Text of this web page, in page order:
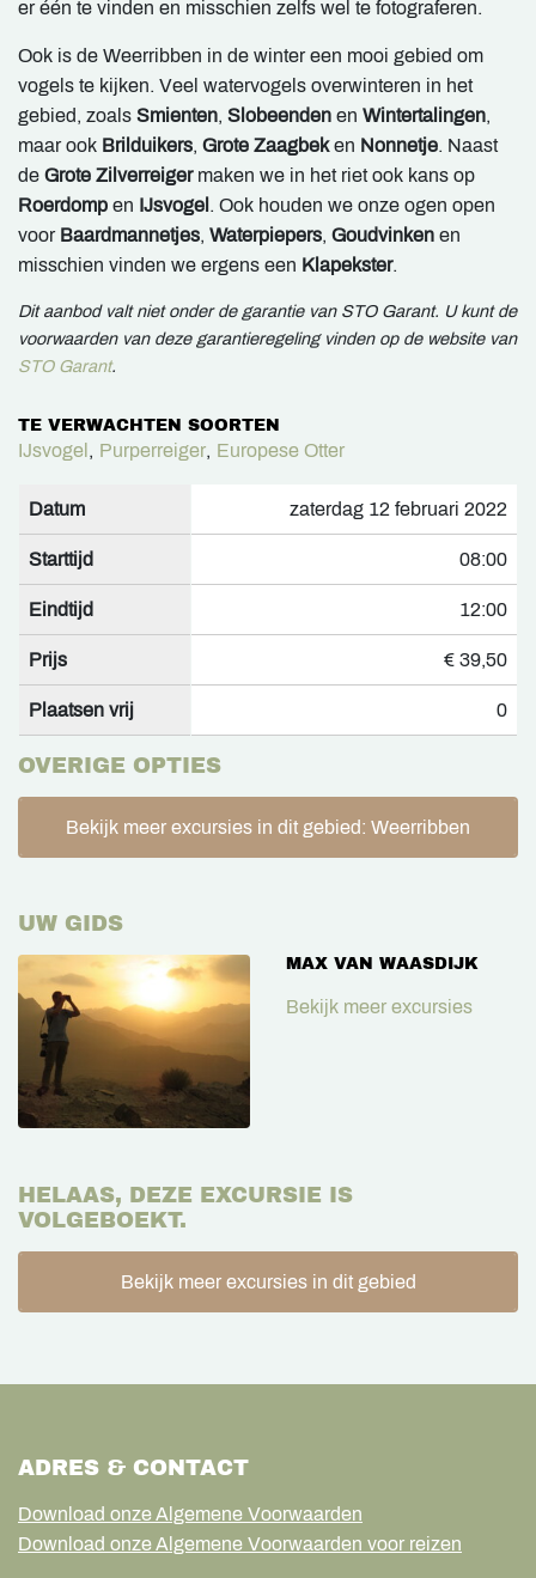
er één te vinden en misschien zelfs wel te fotograferen.
Ook is de Weerribben in de winter een mooi gebied om
vogels te kijken. Veel watervogels overwinteren in het
gebied, zoals Smienten, Slobeenden en Wintertalingen,
maar ook Brilduikers, Grote Zaagbeken Nonnetje. Naast
de Grote Zilverreigermaken we in het riet ook kans op
Roerdomp en IJsvogel . Ook houden we onze ogen open
voor Baardmannetjes, Waterpiepers, Goudvinken en
misschien vinden we ergens een Klapekster.
Dit aanbod valt niet onder de garantie van STO Garant. U kunt de
voorwaarden van deze garantieregeling vinden op de website van
STO Garant.
TE VERWACHTEN SOORTEN
IJsvogel , Purperreiger, Europese Otter
Datum zaterdag 12 februari 2022
Starttijd 08:00
Eindtijd 12:00
Prijs € 39,50
Plaatsen vrij 0
OVERIGE OPTIES
Bekijk meer excursies in dit gebied: Weerribben
UW GIDS
MAX VAN WAASDIJK
Bekijk meer excursies
HELAAS, DEZE EXCURSIE IS
VOLGEBOEKT.
Bekijk meer excursies in dit gebied
ADRES & CONTACT
Download onze Algemene Voorwaarden
Download onze Algemene Voorwaarden voor reizen